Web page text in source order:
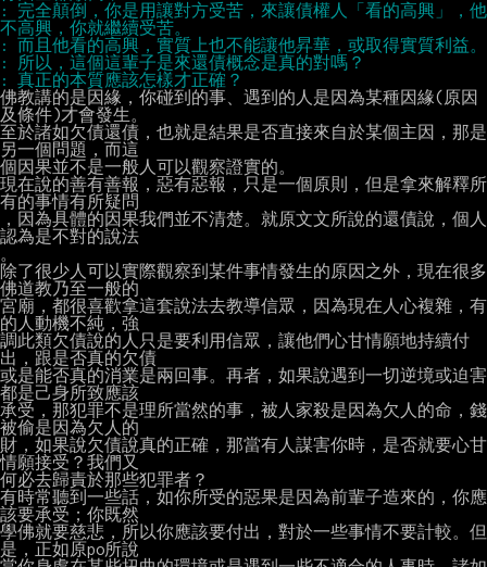
: 完全顛倒，你是用讓對方受苦，來讓債權人「看的高興」，他
佛教講的是因緣，你碰到的事、遇到的人是因為某種因緣(原因
及條件)才會發生。
至於諸如欠債還債，也就是結果是否直接來自於某個主因，那是
另一個問題，而這
個因果並不是一般人可以觀察證實的。
現在說的善有善報，惡有惡報，只是一個原則，但是拿來解釋所
有的事情有所疑問
，因為具體的因果我們並不清楚。就原文文所說的還債說，個人
認為是不對的說法
。
除了很少人可以實際觀察到某件事情發生的原因之外，現在很多
佛道教乃至一般的
宮廟，都很喜歡拿這套說法去教導信眾，因為現在人心複雜，有
的人動機不純，強
調此類欠債說的人只是要利用信眾，讓他們心甘情願地持續付
出，跟是否真的欠債
或是能否真的消業是兩回事。再者，如果說遇到一切逆境或迫害
都是己身所致應該
承受，那犯罪不是理所當然的事，被人家殺是因為欠人的命，錢
被偷是因為欠人的
財，如果說欠債說真的正確，那當有人謀害你時，是否就要心甘
情願接受？我們又
何必去歸責於那些犯罪者？
有時常聽到一些話，如你所受的惡果是因為前輩子造來的，你應
該要承受；你既然
學佛就要慈悲，所以你應該要付出，對於一些事情不要計較。但
是，正如原po所說